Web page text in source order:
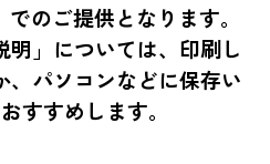
のご提供となります。
」については、印刷し
、パソコンなどに保存い
すすめします。